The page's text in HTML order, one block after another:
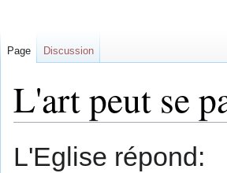
L'art peut se
àà
L'Eglise répond:
Page Discussion